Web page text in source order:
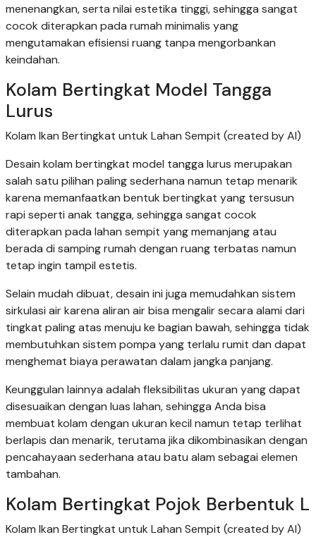
menenangkan, serta nilai estetika tinggi, sehingga sangat
cocok diterapkan pada rumah minimalis yang
mengutamakan efisiensi ruang tanpa mengorbankan
keindahan.
Kolam Bertingkat Model Tangga
Lurus
Kolam Ikan Bertingkat untuk Lahan Sempit (created by AI)
Desain kolam bertingkat model tangga lurus merupakan
salah satu pilihan paling sederhana namun tetap menarik
karena memanfaatkan bentuk bertingkat yang tersusun
rapi seperti anak tangga, sehingga sangat cocok
diterapkan pada lahan sempit yang memanjang atau
berada di samping rumah dengan ruang terbatas namun
tetap ingin tampil estetis.
Selain mudah dibuat, desain ini juga memudahkan sistem
sirkulasi air karena aliran air bisa mengalir secara alami dari
tingkat paling atas menuju ke bagian bawah, sehingga tidak
membutuhkan sistem pompa yang terlalu rumit dan dapat
menghemat biaya perawatan dalam jangka panjang.
Keunggulan lainnya adalah fleksibilitas ukuran yang dapat
disesuaikan dengan luas lahan, sehingga Anda bisa
membuat kolam dengan ukuran kecil namun tetap terlihat
berlapis dan menarik, terutama jika dikombinasikan dengan
pencahayaan sederhana atau batu alam sebagai elemen
tambahan.
Kolam Bertingkat Pojok Berbentuk L
Kolam Ikan Bertingkat untuk Lahan Sempit (created by AI)